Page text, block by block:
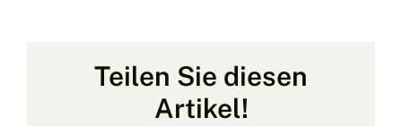
Dritten
Kompanie
am
Teilen Sie diesen
Artikel!